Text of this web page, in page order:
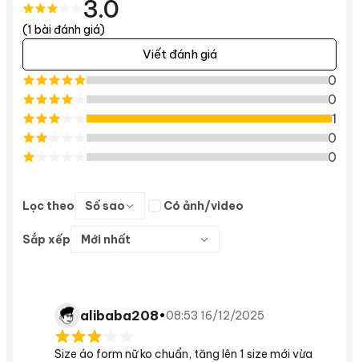
3.0
(1 bài đánh giá)
Viết đánh giá
0
0
1
0
0
Lọc theo Số sao Có ảnh/video
Sắp xếp Mới nhất
alibaba208•08:53 16/12/2025
Size áo form nữ ko chuẩn, tăng lên 1 size mới vừa